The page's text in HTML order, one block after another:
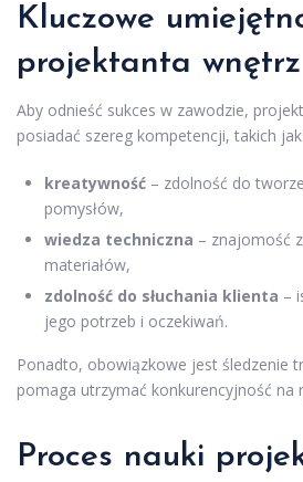
Kluczowe
projektanta wnętrz
Aby odnieść sukces w zawodzie,
posiadać szereg kompetencji, takich jak:
kreatywność – zdolność do
pomysłów,
wiedza techniczna – znajomość
materiałów,
zdolność do słuchania klienta –
jego potrzeb i oczekiwań.
Ponadto, obowiązkowe jest śledzenie
pomaga utrzymać konkurencyjność na
Proces nauki